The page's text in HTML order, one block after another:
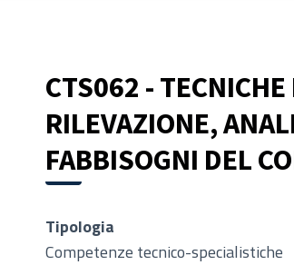
CTS062 -
RILEVAZIONE,
FABBISOGNI DEL
Tipologia
Competenze tecnico-specialistiche